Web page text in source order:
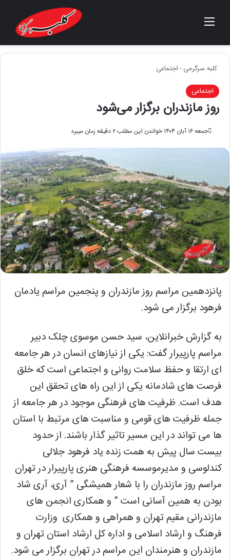
منو
کلبه سرگرمی-اجتماعی
اجتماعی
روز مازندران برگزار می‌شود
جمعه ۱۶ آبان ۱۴۰۴ خواندن این مطلب ۲ دقیقه زمان میبرد
پانزدهمین مراسم روز مازندران و پنجمین مراسم یادمان
فرهود برگزار می شود.
به گزارش خبرانلاین، سید حسن موسوی چلک دبیر
مراسم پارپیرار گفت: یکی از نیازهای انسان در هر جامعه
ای ارتقا و حفظ سلامت روانی و اجتماعی است که خلق
فرصت های شادمانه یکی از این راه های تحقق این
هدف است. ظرفیت های فرهنگی موجود در هر جامعه از
جمله ظرفیت های قومی و مناسبت های مرتبط با استان
ها می تواند در این مسیر تاثیر گذار باشند. از حدود
بیست سال پیش به همت زنده یاد فرهود جلالی
کندلوسی و مدیرموسسه فرهنگی هنری پارپیرار در تهران
مراسم روز مازندران را با شعار همیشگی ” آری، آری شاد
بودن به همین آسانی است ” و همکاری انجمن های
مازندرانی مقیم تهران و همراهی و همکاری وزارت
فرهنگ و ارشاد اسلامی و اداره کل ارشاد استان تهران و
مازندران و هنرمندان این مراسم در تهران برگزار می شود.